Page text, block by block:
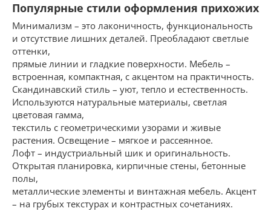
Популярные стили оформления прихожих
Минимализм – это лаконичность, функциональность
и отсутствие лишних деталей. Преобладают светлые
оттенки,
прямые линии и гладкие поверхности. Мебель –
встроенная, компактная, с акцентом на практичность.
Скандинавский стиль – уют, тепло и естественность.
Используются натуральные материалы, светлая
цветовая гамма,
текстиль с геометрическими узорами и живые
растения. Освещение – мягкое и рассеянное.
Лофт – индустриальный шик и оригинальность.
Открытая планировка, кирпичные стены, бетонные
полы,
металлические элементы и винтажная мебель. Акцент
– на грубых текстурах и контрастных сочетаниях.